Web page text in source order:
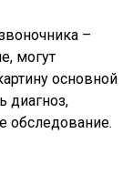
–
могут
основной
диагноз,
обследование.